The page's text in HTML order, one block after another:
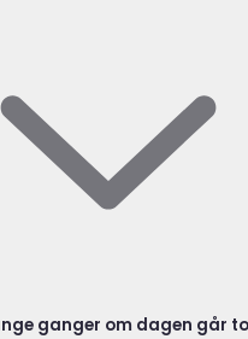
ganger om dagen går